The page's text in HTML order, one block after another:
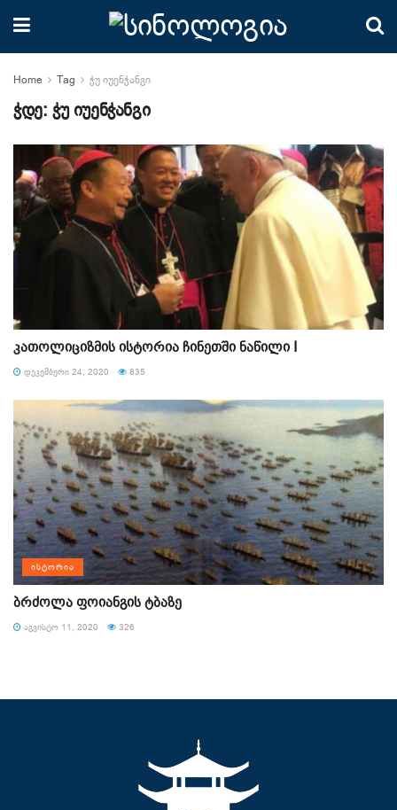
Home Tag ჭუ იუენჭანგი
ჭდე: ჭუ იუენჭანგი
კათოლიციზმის ისტორია ჩინეთში ნაწილი I
ᲓᲔᲙᲔᲛᲑᲔᲠᲘ 24, 2020 835
ᲘᲡᲢᲝᲠᲘᲐ
ბრძოლა ფოიანგის ტბაზე
ᲐᲒᲕᲘᲡᲢᲝ 11, 2020 326